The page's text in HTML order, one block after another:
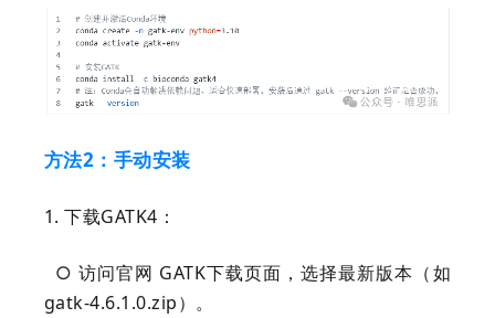
方法2：手动安装
1. 下载GATK4：
○ 访问官网 GATK下载页面，选择最新版本（如
gatk-4.6.1.0.zip）。